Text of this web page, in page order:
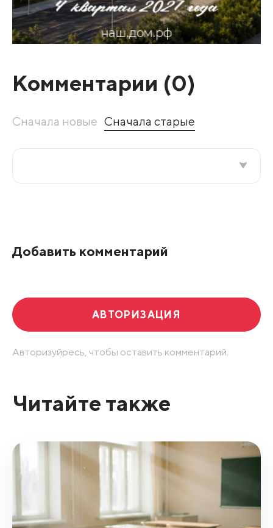
Комментарии (0)
Сначала новые Сначала старые
Добавить комментарий
АВТОРИЗАЦИЯ
Авторизуйресь, чтобы оставить комментарий.
Читайте также